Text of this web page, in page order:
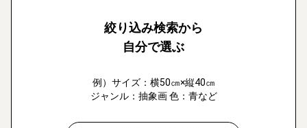
絞り込み検索から
自分で選ぶ
例）サイズ：横50㎝×縦40㎝
ジャンル：抽象画 色：青など